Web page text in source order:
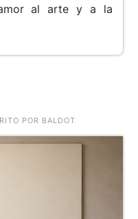
al arte y a la
POR BALDOT